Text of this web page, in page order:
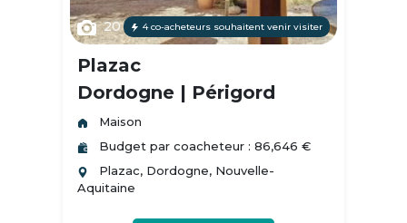
20 4 co-acheteurs souhaitent venir visiter
Plazac
Dordogne | Périgord
Maison
Budget par coacheteur : 86,646 €
Plazac, Dordogne, Nouvelle-
Aquitaine